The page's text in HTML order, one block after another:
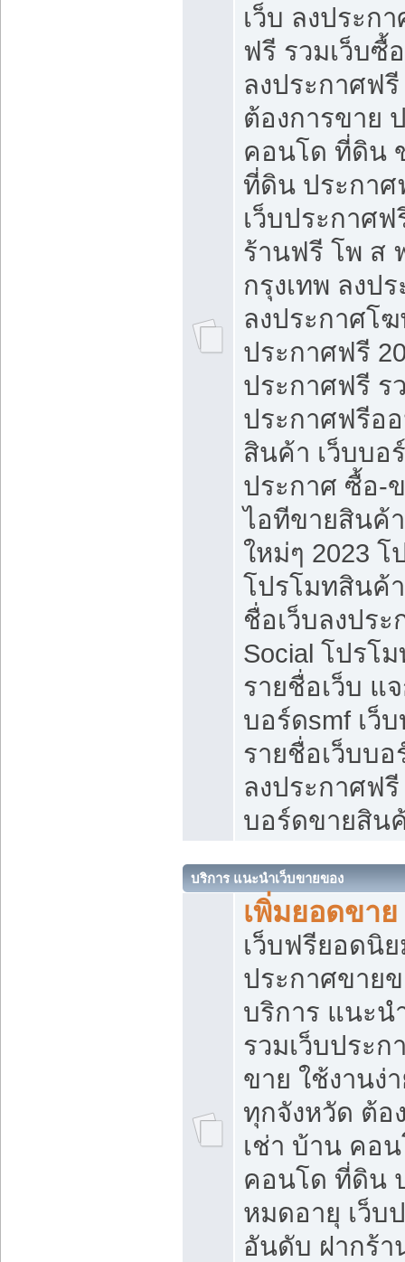
เว็บ ลงประก
ฟรี รวมเว็บซื้
ลงประกาศฟ
ต้องการขาย
คอนโด ที่ดิน
ที่ดิน ประกา
เว็บประกาศ
ร้านฟรี โพ ส
กรุงเทพ ลงป
ลงประกาศโ
ประกาศฟรี
ประกาศฟรี ร
ประกาศฟรีอ
สินค้า เว็บบอ
ประกาศ ซื้อ-
ไอทีขายสินค้
ใหม่ๆ 2023
โปรโมทสินค้
ชื่อเว็บลงปร
Social โปรโ
รายชื่อเว็บ แ
บอร์ดsmf เว็
รายชื่อเว็บบ
ลงประกาศฟรี
บอร์ดขายสิน
บริการ แนะนำเว็บขายของ
เพิ่มยอดขา
เว็บฟรียอดนิ
ประกาศขาย
บริการ แนะน
รวมเว็บประก
ขาย ใช้งานง่
ทุกจังหวัด ต้อ
เช่า บ้าน คอ
คอนโด ที่ดิน
หมดอายุ เว็บ
อันดับ ฝากร้า